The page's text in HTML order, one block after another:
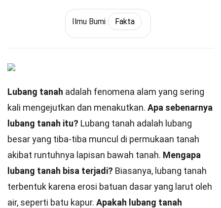
Ilmu Bumi Fakta
Lubang tanah adalah fenomena alam yang sering
kali mengejutkan dan menakutkan. Apa sebenarnya
lubang tanah itu? Lubang tanah adalah lubang
besar yang tiba-tiba muncul di permukaan tanah
akibat runtuhnya lapisan bawah tanah. Mengapa
lubang tanah bisa terjadi? Biasanya, lubang tanah
terbentuk karena erosi batuan dasar yang larut oleh
air, seperti batu kapur. Apakah lubang tanah